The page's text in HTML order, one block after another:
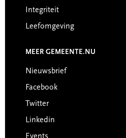
Integriteit
Leefomgeving
MEER GEMEENTE.NU
Nieuwsbrief
Facebook
Twitter
Linkedin
Events